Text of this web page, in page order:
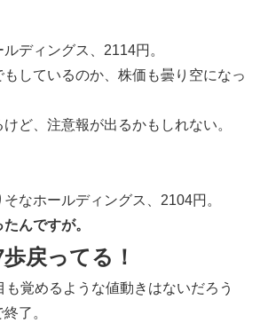
ディングス、2114円。
もしているのか、株価も曇り空になっ
ど、注意報が出るかもしれない。
なホールディングス、2104円。
んですが。
戻ってる！
覚めるような値動きはないだろう
了。